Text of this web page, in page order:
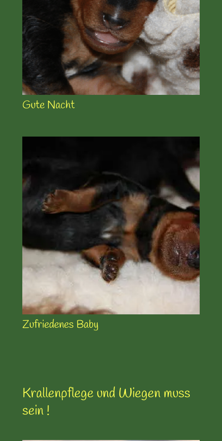
Gute Nacht
Zufriedenes Baby
Krallenpflege und Wiegen muss
sein !